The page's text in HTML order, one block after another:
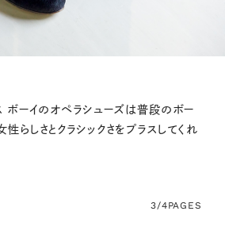
ボーイのオペラシューズは普段のボー
性らしさとクラシックさをプラスしてくれ
3/4PAGES